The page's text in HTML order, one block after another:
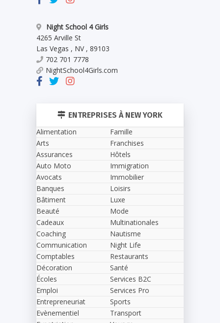
Night School 4 Girls
4265 Arville St
Las Vegas , NV, 89103
702 701 7778
NightSchool4Girls.com
ENTREPRISES À NEW YORK
Alimentation
Arts
Assurances
Auto Moto
Avocats
Banques
Bâtiment
Beauté
Cadeaux
Coaching
Communication
Comptables
Décoration
Écoles
Emploi
Entrepreneuriat
Evènementiel
Famille
Franchises
Hôtels
Immigration
Immobilier
Loisirs
Luxe
Mode
Multinationales
Nautisme
Night Life
Restaurants
Santé
Services B2C
Services Pro
Sports
Transport